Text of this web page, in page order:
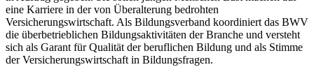
eine Karriere in der von Überalterung bedrohten
Versicherungswirtschaft. Als Bildungsverband koordiniert das BWV
die überbetrieblichen Bildungsaktivitäten der Branche und versteht
sich als Garant für Qualität der beruflichen Bildung und als Stimme
der Versicherungswirtschaft in Bildungsfragen.